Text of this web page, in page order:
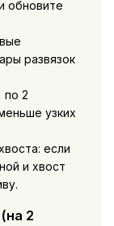
обновите
развязок
по 2
узких
если
и хвост
2